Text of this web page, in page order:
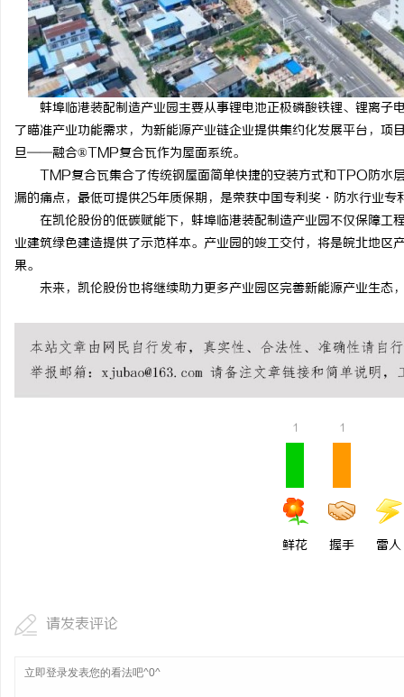
蚌埠临港装配制造产业园主要从事锂电池正极磷酸铁锂、锂离
了瞄准产业功能需求，为新能源产业链企业提供集约化发展平台，
旦——融合®TMP复合瓦作为屋面系统。
TMP复合瓦集合了传统钢屋面简单快捷的安装方式和TPO防水
漏的痛点，最低可提供25年质保期，是荣获中国专利奖·防水行业专
在凯伦股份的低碳赋能下，蚌埠临港装配制造产业园不仅保障
业建筑绿色建造提供了示范样本。产业园的竣工交付，将是皖北地
果。
未来，凯伦股份也将继续助力更多产业园区完善新能源产业生态
1
鲜花
1
握手 雷人
请发表评论
贝净 AC 国际医疗实验
全解析